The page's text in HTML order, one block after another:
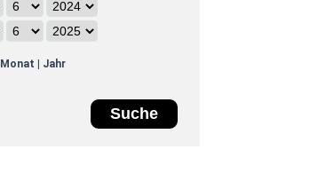
Monat Jahr